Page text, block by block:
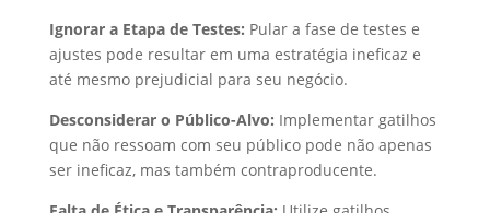
Ignorar a Etapa de Testes: Pular a fase de testes e
ajustes pode resultar em uma estratégia ineficaz e
até mesmo prejudicial para seu negócio.
Desconsiderar o Público-Alvo: Implementar gatilhos
que não ressoam com seu público pode não apenas
ser ineficaz, mas também contraproducente.